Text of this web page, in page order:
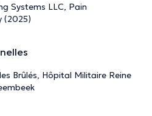
Systems LLC, Pain
(2025)
Brûlés, Hôpital Militaire Reine